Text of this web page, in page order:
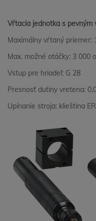
Vŕtacia jednotka s pevným
Maximálny vŕtaný priemer:
Max. možné otáčky: 3 000
Vstup pre hriadeľ: G 28
Presnosť dutiny vretena:
Upínanie stroja: klieština